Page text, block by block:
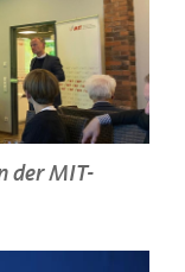
der MIT-